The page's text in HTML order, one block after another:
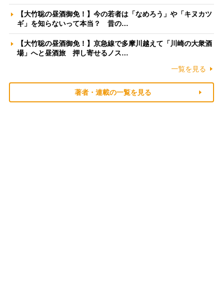
【大竹聡の昼酒御免！】今の若者は「なめろう」や「キヌカツ
ギ」を知らないって本当？ 昔の…
【大竹聡の昼酒御免！】京急線で多摩川越えて「川崎の大衆酒
場」へと昼酒旅 押し寄せるノス…
一覧を見る
著者・連載の一覧を見る